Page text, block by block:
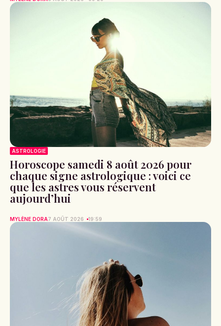
ASTROLOGIE
Horoscope samedi 8 août 2026 pour
chaque signe astrologique : voici ce
que les astres vous réservent
aujourd’hui
MYLÈNE DORA7 AOÛT 2026 19:59